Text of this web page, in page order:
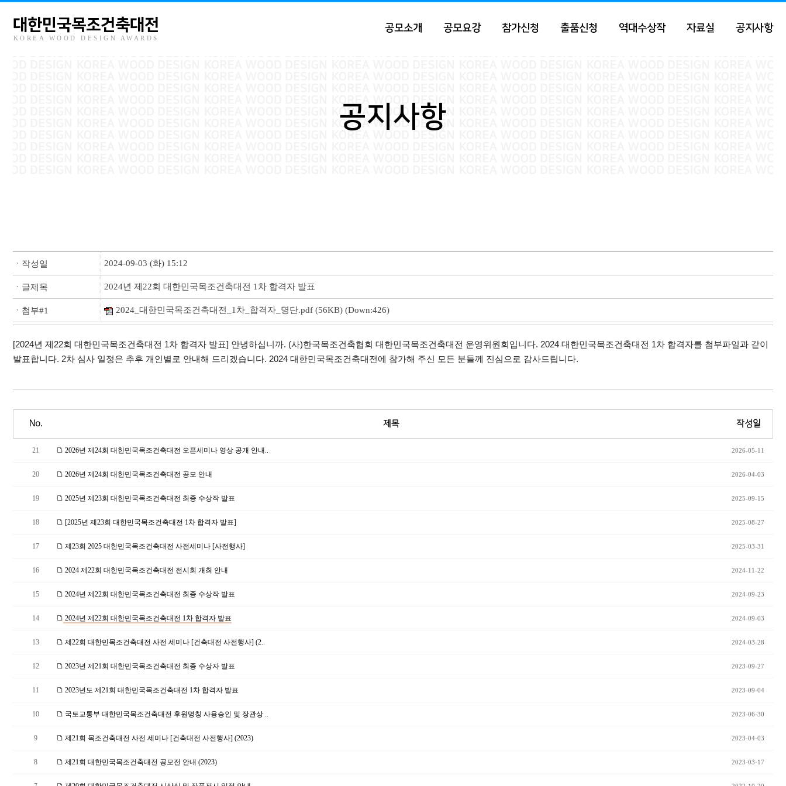
대한민국목조건축대전
KOREA WOOD DESIGN AWARDS
공모소개 공모요강 참가신청 출품신청 역대수상작 자료실 공지사항
공지사항
ㆍ작성일 2024-09-03 (화) 15:12
ㆍ글제목 2024년 제22회 대한민국목조건축대전 1차 합격자 발표
ㆍ첨부#1 2024_대한민국목조건축대전_1차_합격자_명단.pdf (56KB) (Down:426)
[2024년 제22회 대한민국목조건축대전 1차 합격자 발표] 안녕하십니까. (사)한국목조건축협회 대한민국목조건축대전 운영위원회입니다. 2024 대한민국목조건축대전 1차 합격자를 첨부파일과 같이
발표합니다. 2차 심사 일정은 추후 개인별로 안내해 드리겠습니다. 2024 대한민국목조건축대전에 참가해 주신 모든 분들께 진심으로 감사드립니다.
No. 제목 작성일
21 2026년 제24회 대한민국목조건축대전 오픈세미나 영상 공개 안내.. 2026-05-11
20 2026년 제24회 대한민국목조건축대전 공모 안내 2026-04-03
19 2025년 제23회 대한민국목조건축대전 최종 수상작 발표 2025-09-15
18 [2025년 제23회 대한민국목조건축대전 1차 합격자 발표] 2025-08-27
17 제23회 2025 대한민국목조건축대전 사전세미나 [사전행사] 2025-03-31
16 2024 제22회 대한민국목조건축대전 전시회 개최 안내 2024-11-22
15 2024년 제22회 대한민국목조건축대전 최종 수상작 발표 2024-09-23
14 2024년 제22회 대한민국목조건축대전 1차 합격자 발표 2024-09-03
13 제22회 대한민목조건축대전 사전 세미나 [건축대전 사전행사] (2.. 2024-03-28
12 2023년 제21회 대한민국목조건축대전 최종 수상자 발표 2023-09-27
11 2023년도 제21회 대한민국목조건축대전 1차 합격자 발표 2023-09-04
10 국토교통부 대한민국목조건축대전 후원명칭 사용승인 및 장관상 .. 2023-06-30
9 제21회 목조건축대전 사전 세미나 [건축대전 사전행사] (2023) 2023-04-03
8 제21회 대한민국목조건축대전 공모전 안내 (2023) 2023-03-17